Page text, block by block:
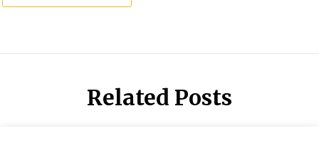
Related Posts